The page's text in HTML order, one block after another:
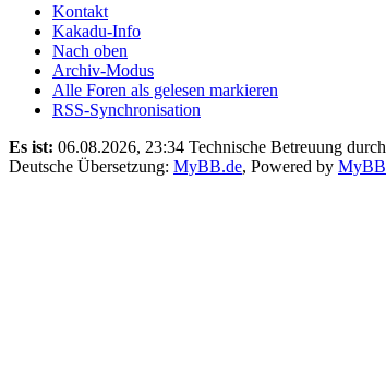
Kontakt
Kakadu-Info
Nach oben
Archiv-Modus
Alle Foren als gelesen markieren
RSS-Synchronisation
Es ist: 06.08.2026, 23:34 Technische Betreuung durch
Deutsche Übersetzung: MyBB.de, Powered by MyBB